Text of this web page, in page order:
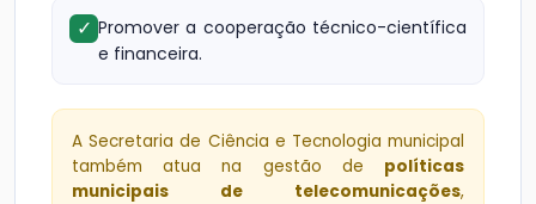
✓ Promover a cooperação técnico-científica
e financeira.
A Secretaria de Ciência e Tecnologia municipal
também atua na gestão de políticas
municipais de telecomunicações,